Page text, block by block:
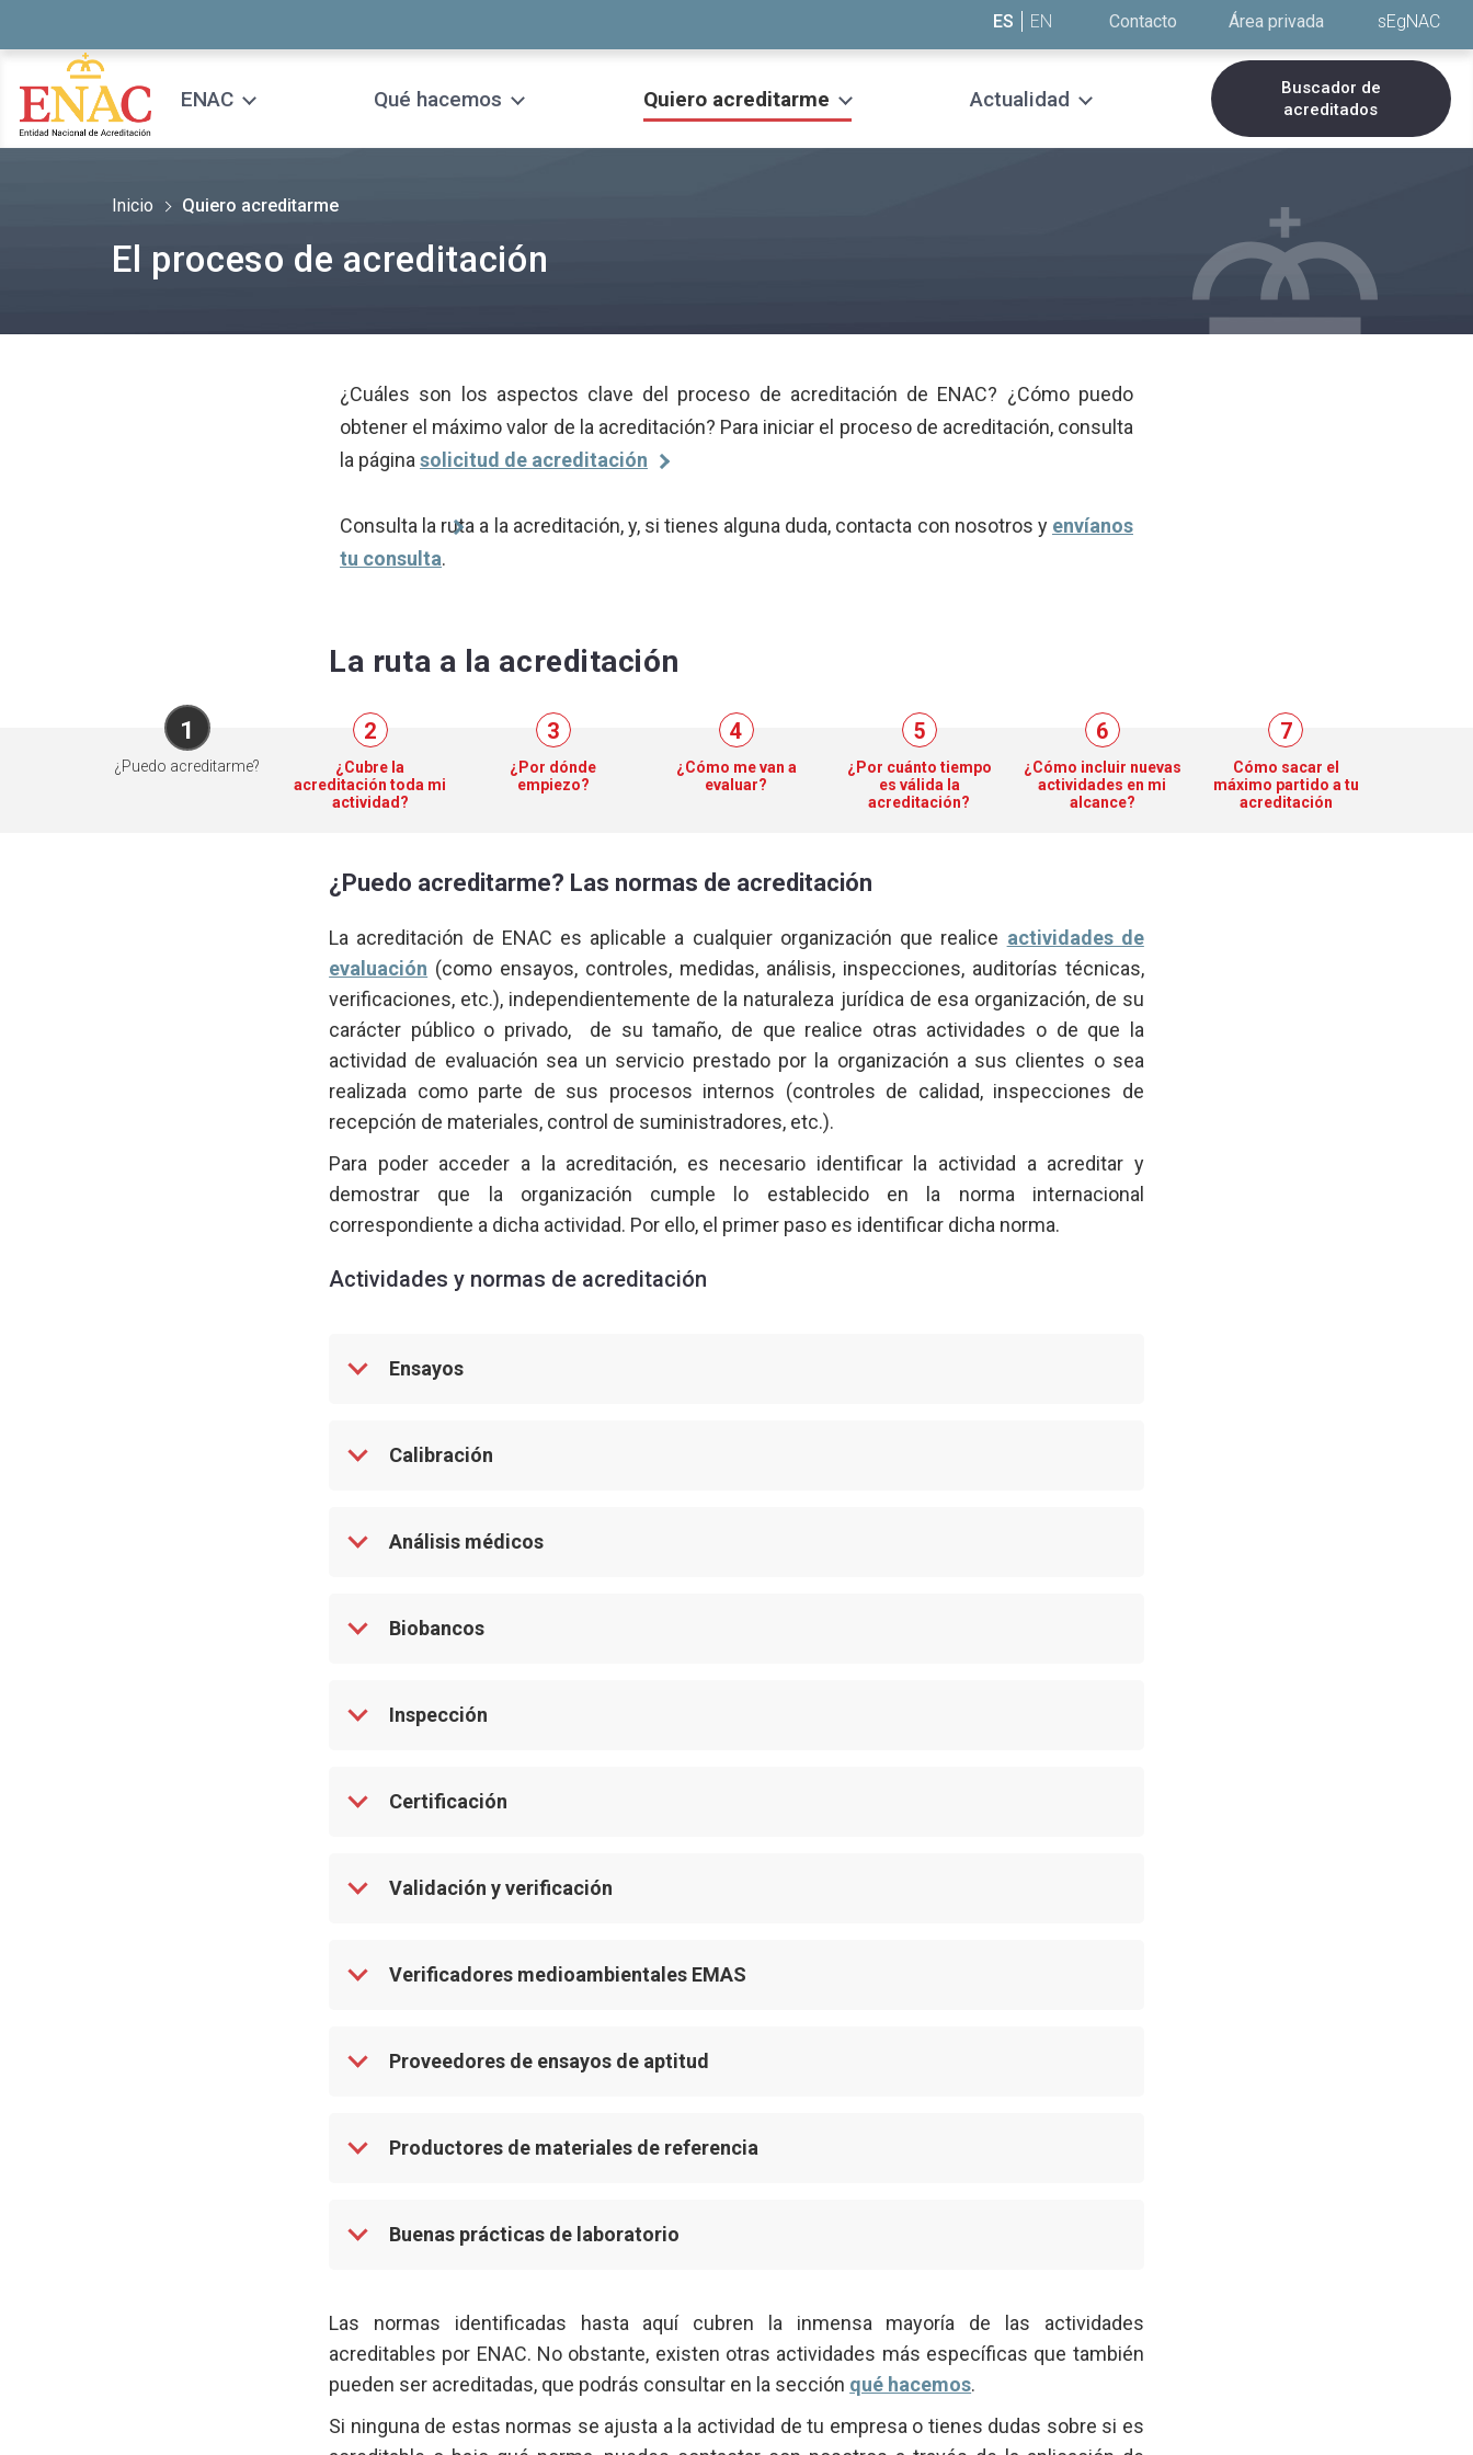
ES EN Contacto Área privada sEgNAC
ENAC Qué hacemos Quiero acreditarme Actualidad
Buscador de
acreditados
Inicio Quiero acreditarme
El proceso de acreditación
¿Cuáles son los aspectos clave del proceso de acreditación de ENAC? ¿Cómo puedo
obtener el máximo valor de la acreditación? Para iniciar el proceso de acreditación, consulta
la páginasolicitud de acreditación
Consulta la ruta a la acreditación, y, si tienes alguna duda, contacta con nosotros y envíanos
tu consulta.
La ruta a la acreditación
1
¿Puedo acreditarme?
2
¿Cubre la
acreditación toda mi
actividad?
3
¿Por dónde
empiezo?
4
¿Cómo me van a
evaluar?
5
¿Por cuánto tiempo
es válida la
acreditación?
6
¿Cómo incluir nuevas
actividades en mi
alcance?
7
Cómo sacar el
máximo partido a tu
acreditación
¿Puedo acreditarme? Las normas de acreditación
La acreditación de ENAC es aplicable a cualquier organización que realice actividades de
evaluación (como ensayos, controles, medidas, análisis, inspecciones, auditorías técnicas,
verificaciones, etc.), independientemente de la naturaleza jurídica de esa organización, de su
carácter público o privado, de su tamaño, de que realice otras actividades o de que la
actividad de evaluación sea un servicio prestado por la organización a sus clientes o sea
realizada como parte de sus procesos internos (controles de calidad, inspecciones de
recepción de materiales, control de suministradores, etc.).
Para poder acceder a la acreditación, es necesario identificar la actividad a acreditar y
demostrar que la organización cumple lo establecido en la norma internacional
correspondiente a dicha actividad. Por ello, el primer paso es identificar dicha norma.
Actividades y normas de acreditación
Ensayos
Calibración
Análisis médicos
Biobancos
Inspección
Certificación
Validación y verificación
Verificadores medioambientales EMAS
Proveedores de ensayos de aptitud
Productores de materiales de referencia
Buenas prácticas de laboratorio
Las normas identificadas hasta aquí cubren la inmensa mayoría de las actividades
acreditables por ENAC. No obstante, existen otras actividades más específicas que también
pueden ser acreditadas, que podrás consultar en la sección qué hacemos.
Si ninguna de estas normas se ajusta a la actividad de tu empresa o tienes dudas sobre si es